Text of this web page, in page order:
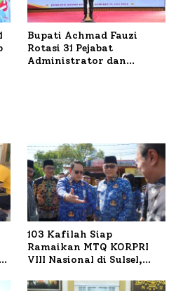
Bupati Achmad Fauzi
Rotasi 31 Pejabat
Administrator dan
103 Kafilah Siap
Ramaikan MTQ KORPRI
VIII Nasional di Sulsel,